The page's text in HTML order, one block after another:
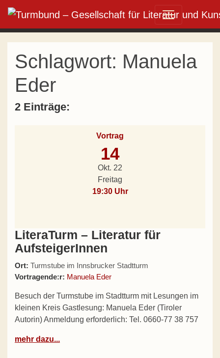
Hauptnavigation
Schlagwort: Manuela
Eder
2 Einträge:
Vortrag
14
Okt. 22
Freitag
19:30 Uhr
LiteraTurm – Literatur für
AufsteigerInnen
Ort: Turmstube im Innsbrucker Stadtturm
Vortragende:r: Manuela Eder
Besuch der Turmstube im Stadtturm mit Lesungen im
kleinen Kreis Gastlesung: Manuela Eder (Tiroler
Autorin) Anmeldung erforderlich: Tel. 0660-77 38 757
mehr dazu...